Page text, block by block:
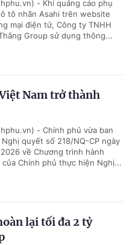
- Khi quảng cáo phụ
tô nhãn Asahi trên website
mại điện tử, Công ty TNHH
Group sử dụng thông...
Nam trở thành
- Chính phủ vừa ban
Nghị quyết số 218/NQ-CP ngày
về Chương trình hành
của Chính phủ thực hiện Nghị...
lại tối đa 2 tỷ